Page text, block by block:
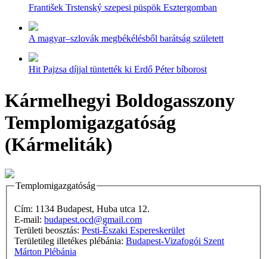
František Trstenský szepesi püspök Esztergomban
A magyar–szlovák megbékélésből barátság született
Hit Pajzsa díjjal tüntették ki Erdő Péter bíborost
Kármelhegyi Boldogasszony
Templomigazgatóság
(Kármeliták)
Templomigazgatóság
Cím: 1134 Budapest, Huba utca 12.
E-mail: budapest.ocd@gmail.com
Területi beosztás: Pesti-Északi Espereskerület
Területileg illetékes plébánia: Budapest-Vizafogói Szent
Márton Plébánia